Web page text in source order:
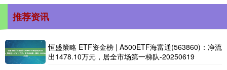
推荐资讯
恒盛策略 ETF资金榜 | A500ETF海富通(563860)：净流
出1478.10万元，居全市场第一梯队-20250619